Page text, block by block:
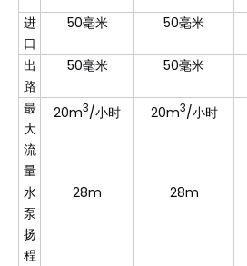
进
口
50毫米 50毫米
出
路
50毫米 50毫米
最
大
流
量
20m3/小时 20m3/小时
水
泵
扬
程
28m 28m